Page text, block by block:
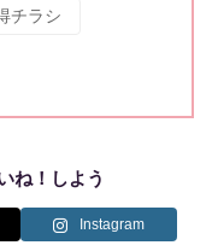
チラシ
ね！しよう
Instagram